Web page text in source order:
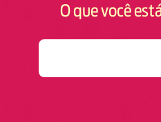
O que você